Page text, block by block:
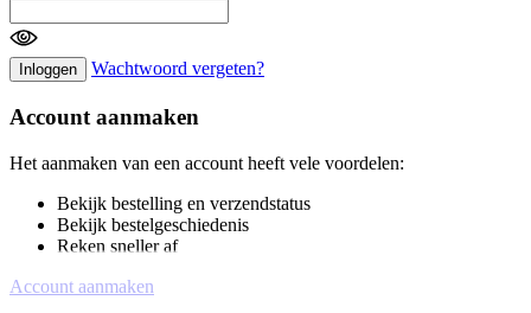
Inloggen Wachtwoord vergeten?
Account aanmaken
Het aanmaken van een account heeft vele voordelen:
Bekijk bestelling en verzendstatus
Bekijk bestelgeschiedenis
Reken sneller af
Account aanmaken